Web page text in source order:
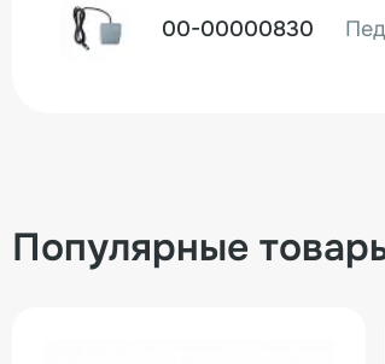
00-00000830
Популярные